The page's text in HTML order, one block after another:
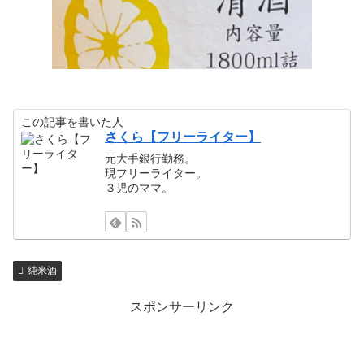
この記事を書いた人
さくら【フリーライター】
元大手銀行勤務。
現フリーライター。
３児のママ。
純米酒
スポンサーリンク